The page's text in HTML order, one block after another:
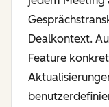
Dealkontext.
Feature